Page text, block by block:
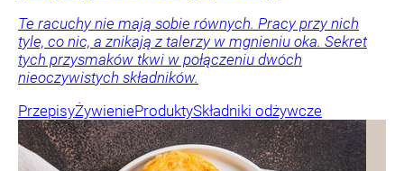
Te racuchy nie mają sobie równych. Pracy przy nich
tyle, co nic, a znikają z talerzy w mgnieniu oka. Sekret
tych przysmaków tkwi w połączeniu dwóch
nieoczywistych składników.
PrzepisyŻywienieProduktySkładniki odżywcze